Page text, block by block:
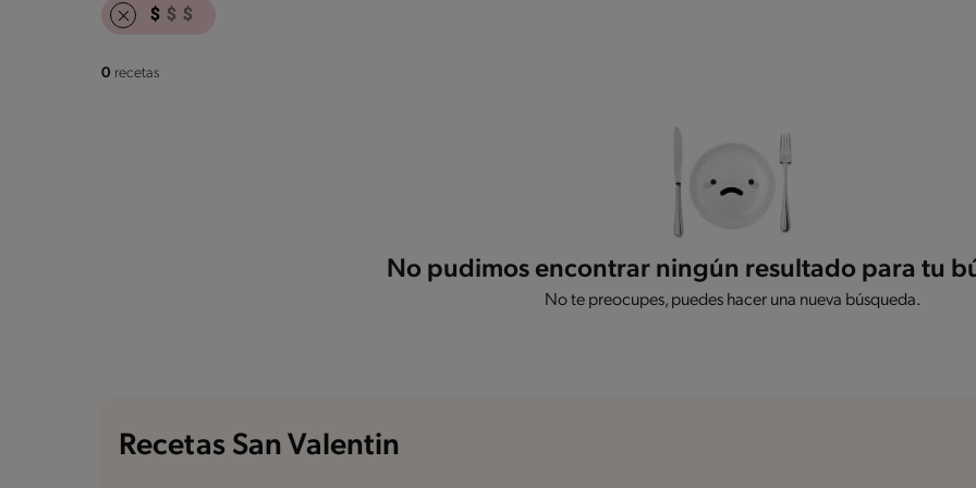
0 recetas
No pudimos encontrar ningún resultado para tu
No te preocupes, puedes hacer una nueva búsqueda.
Recetas San Valentin